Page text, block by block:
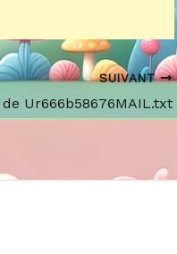
SUIVANT
Ur666b58676MAIL.txt